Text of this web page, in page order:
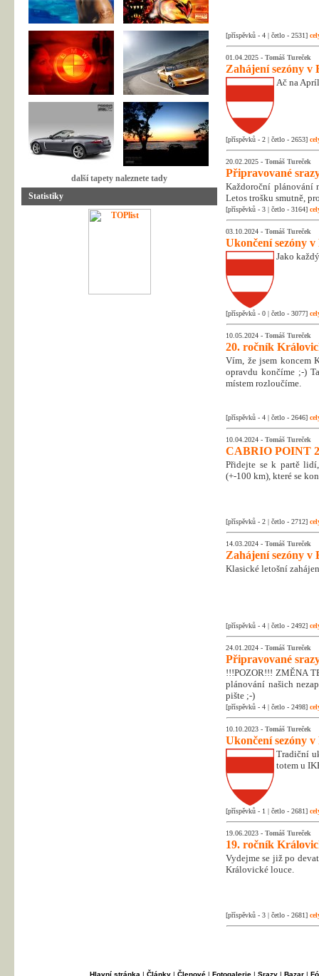
další tapety naleznete tady
Statistiky
[příspěvků - 4 | četlo - 2531]
01.04.2025 - Tomáš Tureček
Zahájení sezóny v
Ač na
[příspěvků - 2 | četlo - 2653]
20.02.2025 - Tomáš Tureček
Připravované
Každoroční plánování
Letos trošku smutně,
[příspěvků - 3 | četlo - 3164]
03.10.2024 - Tomáš Tureček
Ukončení sezóny v
Jako
[příspěvků - 0 | četlo - 3077]
10.05.2024 - Tomáš Tureček
20. ročník
Vím, že jsem koncem
opravdu končíme ;-)
místem rozloučíme.
[příspěvků - 4 | četlo - 2646]
10.04.2024 - Tomáš Tureček
CABRIO POINT
Přidejte se k partě
(+-100 km), které se
[příspěvků - 2 | četlo - 2712]
14.03.2024 - Tomáš Tureček
Zahájení sezóny v
Klasické letošní
[příspěvků - 4 | četlo - 2492]
24.01.2024 - Tomáš Tureček
Připravované
!!!POZOR!!! ZMĚNA
plánování našich
pište ;-)
[příspěvků - 4 | četlo - 2498]
10.10.2023 - Tomáš Tureček
Ukončení sezóny v
Tradiční
totem u
[příspěvků - 1 | četlo - 2681]
19.06.2023 - Tomáš Tureček
19. ročník
Vydejme se již po
Královické louce.
[příspěvků - 3 | četlo - 2681]
Hlavní stránka | Články| Členové| Fotogalerie| Srazy| Bazar|